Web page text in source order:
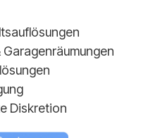
Diskretion